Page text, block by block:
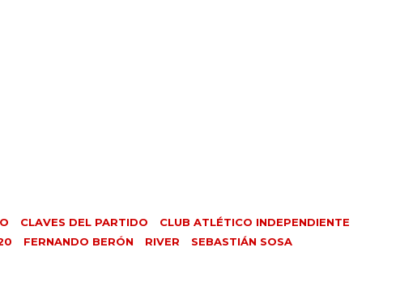
CLAVES DEL PARTIDO
CLUB ATLÉTICO INDEPENDIENTE
FERNANDO BERÓN RIVER SEBASTIÁN SOSA